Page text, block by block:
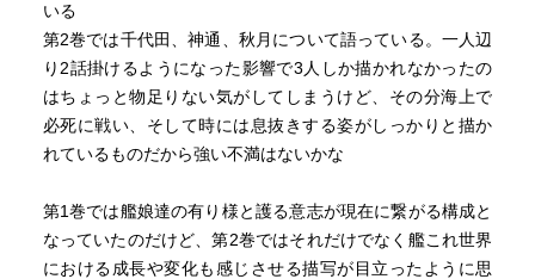
瑞鶴のシスコンっぷりも実に素晴らしい。いいツンデレで
すｗ
そんなわけで、個人的に好きな艦娘がたくさん出てきた事
もあり（特に五航戦）非常に嬉しい2巻でした。
衛隊に名の残る）艦はあるでしょうし、できれば続けてほ
…せめて「あさしお」が出るまでは（苦笑）
いる
第2巻では千代田、神通、秋月について語っている。一人辺
り2話掛けるようになった影響で3人しか描かれなかったの
はちょっと物足りない気がしてしまうけど、その分海上で
必死に戦い、そして時には息抜きする姿がしっかりと描か
れているものだから強い不満はないかな
第1巻では艦娘達の有り様と護る意志が現在に繋がる構成と
なっていたのだけど、第2巻ではそれだけでなく艦これ世界
における成長や変化も感じさせる描写が目立ったように思